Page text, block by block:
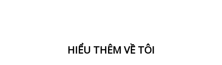
HIỂU THÊM VỀ TÔI